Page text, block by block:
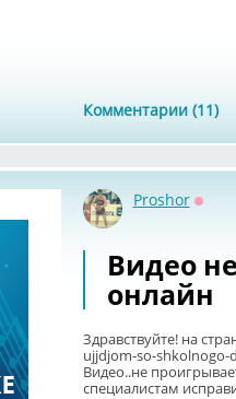
Комментарии (11)
Proshor
Видео
онлайн
Здравствуйте! на
ujjdjom-so-
Видео..не
специалистам